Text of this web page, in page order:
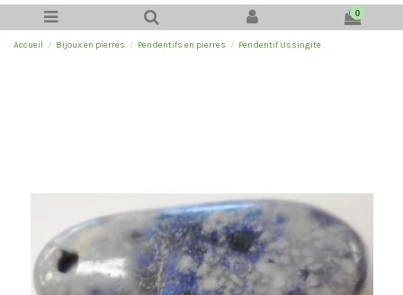
0
Accueil Bijoux en pierres Pendentifs en pierres Pendentif Ussingite